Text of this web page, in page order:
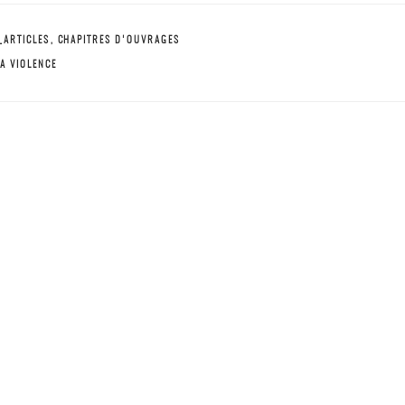
, CHAPITRES D'OUVRAGES
VIOLENCE